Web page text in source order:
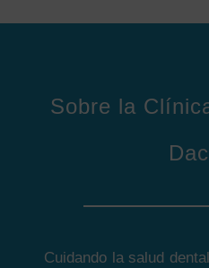
Sobre la
Cuidando la salud